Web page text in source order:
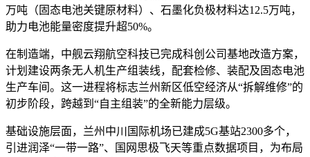
万吨（固态电池关键原材料）、石墨化负极材料达12.5万吨，
助力电池能量密度提升超50%。
在制造端，中舰云翔航空科技已完成科创公司基地改造方案，
计划建设两条无人机生产组装线，配套检修、装配及固态电池
生产车间。这一进程将标志兰州新区低空经济从“拆解维修”的
初步阶段，跨越到“自主组装”的全新能力层级。
基础设施层面，兰州中川国际机场已建成5G基站2300多个，
引进润泽“一带一路”、国网思极飞天等重点数据项目，为布局